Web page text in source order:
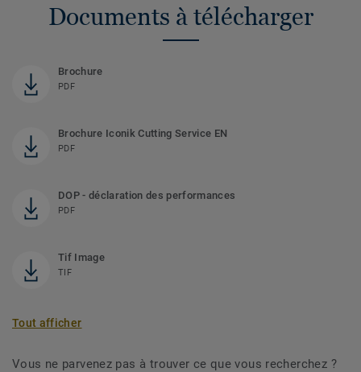
Documents à télécharger
Brochure
PDF
Brochure Iconik Cutting Service EN
PDF
DOP - déclaration des performances
PDF
Tif Image
TIF
Tout afficher
Vous ne parvenez pas à trouver ce que vous recherchez ?